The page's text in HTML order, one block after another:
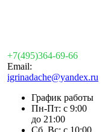
+7(495)364-69-66
Email:
igrinadache@yandex.ru
График работы
Пн-Пт: с 9:00
до 21:00